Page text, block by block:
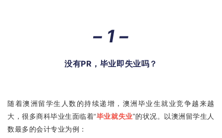
– 1 –
没有PR，毕业即失业吗？
随着澳洲留学生人数的持续递增，澳洲毕业生就业竞争越来越
大，很多商科毕业生面临着“毕业就失业”的状况。以澳洲留学生人
数最多的会计专业为例：